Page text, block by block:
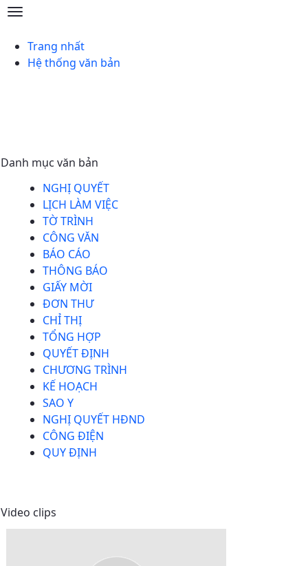
Thông báo - Huyện Hải Lăng
Trang nhất
Hệ thống văn bản
Danh mục văn bản
NGHỊ QUYẾT
LỊCH LÀM VIỆC
TỜ TRÌNH
CÔNG VĂN
BÁO CÁO
THÔNG BÁO
GIẤY MỜI
ĐƠN THƯ
CHỈ THỊ
TỔNG HỢP
QUYẾT ĐỊNH
CHƯƠNG TRÌNH
KẾ HOẠCH
SAO Y
NGHỊ QUYẾT HĐND
CÔNG ĐIỆN
QUY ĐỊNH
Video clips